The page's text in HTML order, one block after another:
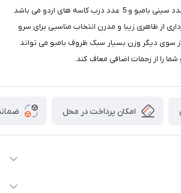
ماشین ظرفشویی و یک عدد سینی بامبو و 5 عدد درب کاسه های اردو می باشد
از ظاهری زیبا و مدرن انتخاب مناسبی برای سرو
دیگر وزن بسیار سبک ظروف بامبو می تواند
را از زحمات اضافی معاف کند.
امکان پرداخت در محل